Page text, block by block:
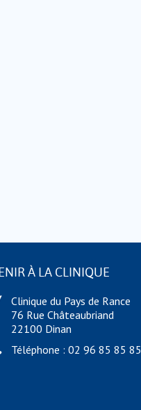
À LA CLINIQUE
Clinique du Pays de Rance
76 Rue Châteaubriand
22100 Dinan
Téléphone : 02 96 85 85 85